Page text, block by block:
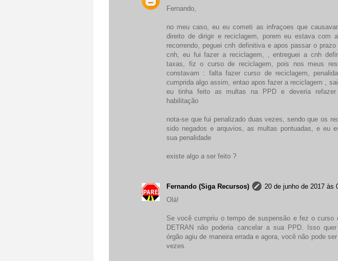
Fernando,
no meu caso, eu eu cometi as infraçoes que
direito de dirigir e reciclagem, porem eu estava com
recorrendo, peguei cnh definitiva e apos passar o
cnh, eu fui fazer a reciclagem, , entreguei a cnh
taxas, fiz o curso de reciclagem, pois nos meus
constavam : falta fazer curso de reciclagem,
cumprida algo assim, entao apos fazer a reciclagem ,
eu tinha feito as multas na PPD e deveria
habilitação
nota-se que fui penalizado duas vezes, sendo que os
sido negados e arquvios, as multas pontuadas, e eu
sua penalidade
existe algo a ser feito ?
Fernando (Siga Recursos)
20 de junho de 2017 às
Olá!
Se você cumpriu o tempo de suspensão e fez o curso
DETRAN não poderia cancelar a sua PPD. Isso
órgão agiu de maneira errada e agora, você não pode
vezes.